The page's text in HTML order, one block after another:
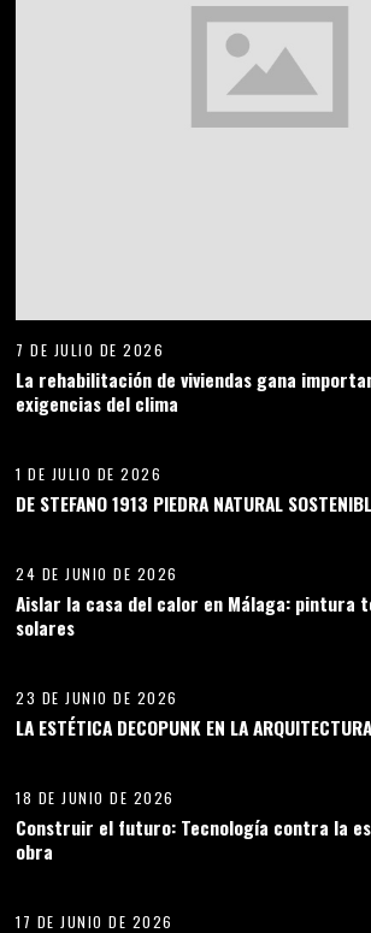
7 DE JULIO DE 2026
La rehabilitación de viviendas gana
exigencias del clima
1 DE JULIO DE 2026
DE STEFANO 1913 PIEDRA NATURAL
24 DE JUNIO DE 2026
Aislar la casa del calor en Málaga: pintura
solares
23 DE JUNIO DE 2026
LA ESTÉTICA DECOPUNK EN LA
18 DE JUNIO DE 2026
Construir el futuro: Tecnología contra la
obra
17 DE JUNIO DE 2026